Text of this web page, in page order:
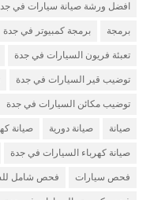
افضل ورشة صيانة سيارات في
برمجة برمجة كمبيوتر في جدة
تعبئة فريون السيارات في جدة
توضيب قير السيارات في جدة
توضيب مكائن السيارات في جدة
صيانة صيانة دورية صيانة
صيانة كهرباء السيارات في جدة
فحص سيارات فحص شامل